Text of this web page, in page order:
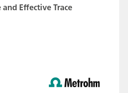
Effective Trace